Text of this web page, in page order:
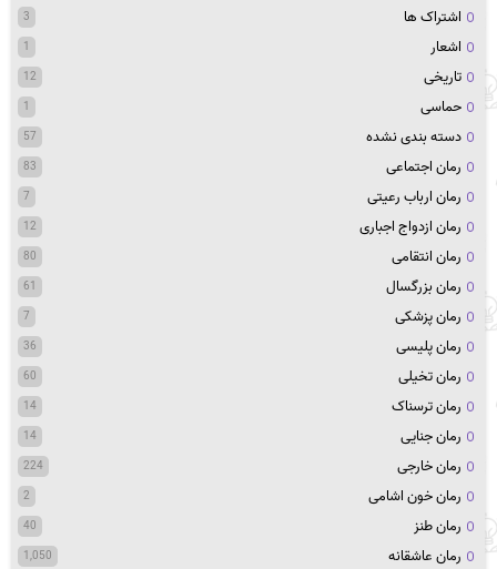
اشتراک ها
3
اشعار 1
تاریخی 12
حماسی 1
دسته بندی نشده 57
رمان اجتماعی 83
رمان ارباب رعیتی 7
رمان ازدواج اجباری 12
رمان انتقامی 80
رمان بزرگسال 61
رمان پزشکی 7
رمان پلیسی 36
رمان تخیلی 60
رمان ترسناک 14
رمان جنایی 14
رمان خارجی 224
رمان خون اشامی 2
رمان طنز 40
رمان عاشقانه 1,050